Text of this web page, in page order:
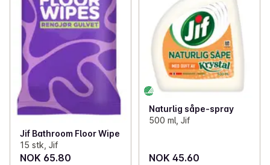
Jif Bathroom Floor Wipe
15 stk, Jif
NOK 65.80
Naturlig såpe-spray
500 ml, Jif
NOK 45.60